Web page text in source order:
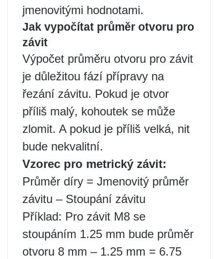
jmenovitými hodnotami.
Jak vypočítat průměr otvoru pro
závit
Výpočet průměru otvoru pro závit
je důležitou fází přípravy na
řezání závitu. Pokud je otvor
příliš malý, kohoutek se může
zlomit. A pokud je příliš velká, nit
bude nekvalitní.
Vzorec pro metrický závit:
Průměr díry = Jmenovitý průměr
závitu – Stoupání závitu
Příklad: Pro závit M8 se
stoupáním 1.25 mm bude průměr
otvoru 8 mm – 1.25 mm = 6.75